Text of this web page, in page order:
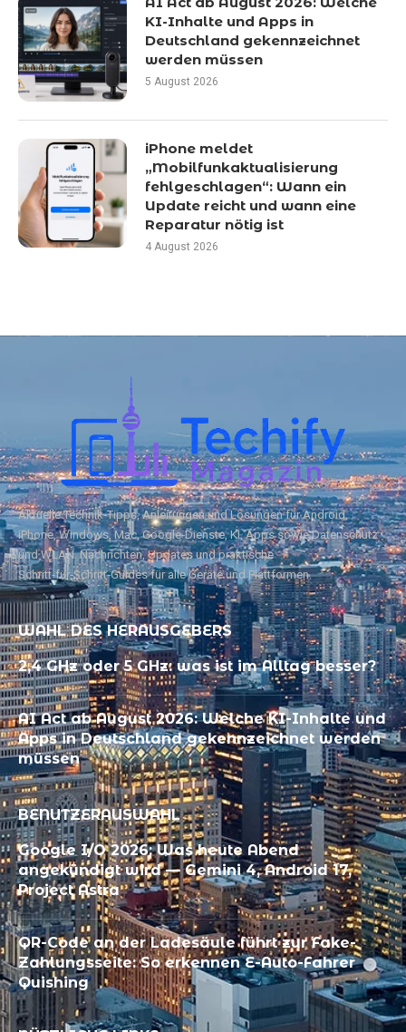
KI-Inhalte und Apps in
Deutschland gekennzeichnet
werden müssen
5 August 2026
iPhone meldet
„Mobilfunkaktualisierung
fehlgeschlagen“: Wann ein
Update reicht und wann eine
Reparatur nötig ist
4 August 2026
Aktuelle Technik‑Tipps, Anleitungen und Lösungen für Android,
iPhone, Windows, Mac, Google‑Dienste, KI, Apps sowie Datenschutz
und WLAN. Nachrichten, Updates und praktische
Schritt‑für‑Schritt‑Guides für alle Geräte und Plattformen.
WAHL DES HERAUSGEBERS
2,4 GHz oder 5 GHz: was ist im Alltag besser?
AI Act ab August 2026: Welche KI-Inhalte und
Apps in Deutschland gekennzeichnet werden
müssen
BENUTZERAUSWAHL
Google I/O 2026: Was heute Abend
angekündigt wird — Gemini 4, Android 17,
Project Astra
QR-Code an der Ladesäule führt zur Fake-
Zahlungsseite: So erkennen E-Auto-Fahrer
Quishing